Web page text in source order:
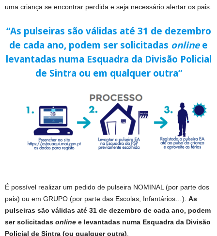
uma criança se encontrar perdida e seja necessário alertar os pais.
“As pulseiras são válidas até 31 de dezembro
de cada ano, podem ser solicitadas onlinee
levantadas numa Esquadra da Divisão Policial
de Sintra ou em qualquer outra”
É possível realizar um pedido de pulseira NOMINAL (por parte dos
pais) ou em GRUPO (por parte das Escolas, Infantários…). As
pulseiras são válidas até 31 de dezembro de cada ano, podem
ser solicitadas online e levantadas numa Esquadra da Divisão
Policial de Sintra (ou qualquer outra)